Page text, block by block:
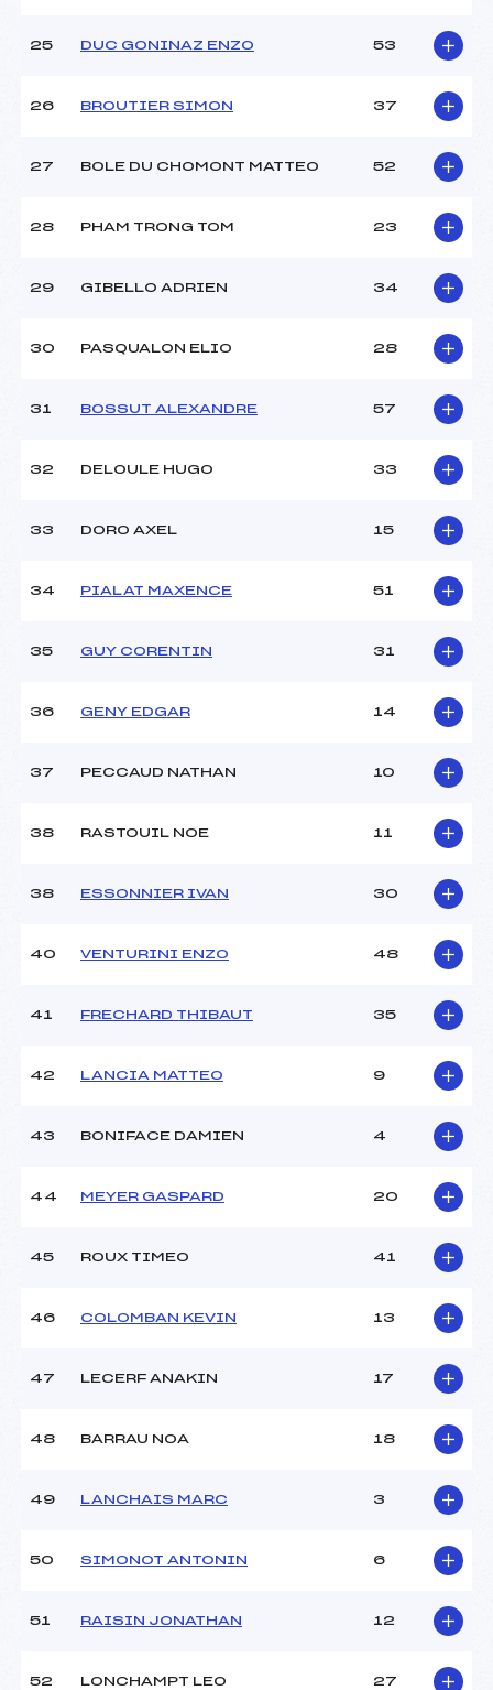
25 DUC GONINAZ ENZO 53
26 BROUTIER SIMON 37
27 BOLE DU CHOMONT MATTEO 52
28 PHAM TRONG TOM 23
29 GIBELLO ADRIEN 34
30 PASQUALON ELIO 28
31 BOSSUT ALEXANDRE 57
32 DELOULE HUGO 33
33 DORO AXEL 15
34 PIALAT MAXENCE 51
35 GUY CORENTIN 31
36 GENY EDGAR 14
37 PECCAUD NATHAN 10
38 RASTOUIL NOE 11
38 ESSONNIER IVAN 30
40 VENTURINI ENZO 48
41 FRECHARD THIBAUT 35
42 LANCIA MATTEO 9
43 BONIFACE DAMIEN 4
44 MEYER GASPARD 20
45 ROUX TIMEO 41
46 COLOMBAN KEVIN 13
47 LECERF ANAKIN 17
48 BARRAU NOA 18
49 LANCHAIS MARC 3
50 SIMONOT ANTONIN 6
51 RAISIN JONATHAN 12
52 LONCHAMPT LEO 27